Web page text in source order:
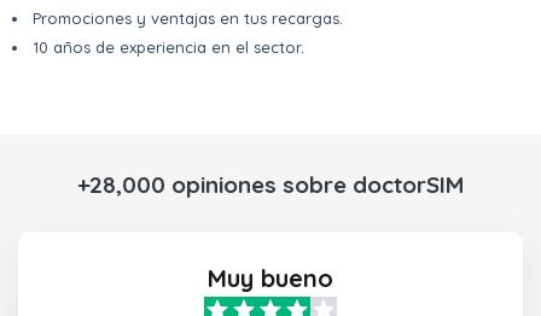
Promociones y ventajas en tus recargas.
10 años de experiencia en el sector.
+28,000 opiniones sobre doctorSIM
Muy bueno